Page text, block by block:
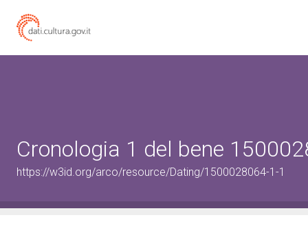
Cronologia 1 del bene
https://w3id.org/arco/resource/Dating/1500028064-1-1